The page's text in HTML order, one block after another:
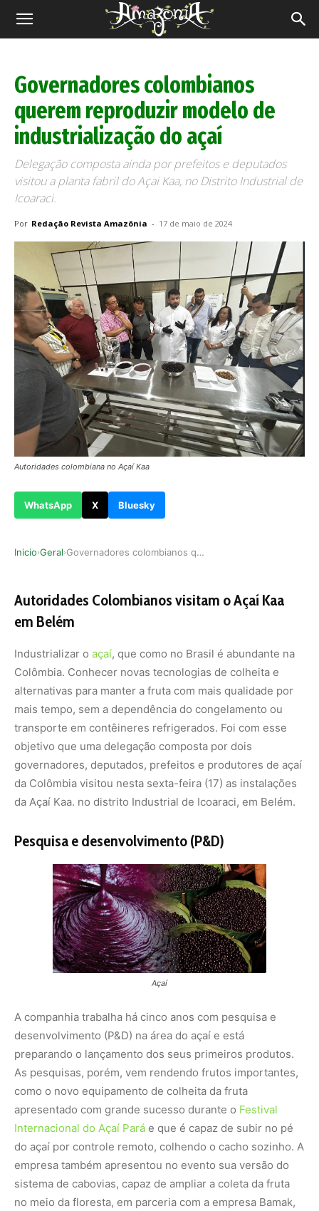
Revista
Governadores colombianos
querem reproduzir modelo de
industrialização do açaí
Delegação composta ainda por prefeitos e deputados
visitou a planta fabril do Açai Kaa, no Distrito Industrial de
Icoaraci.
Por Redação Revista Amazônia - 17 de maio de 2024
Autoridades colombiana no Açaí Kaa
WhatsApp X Bluesky
Inicio›Geral› Governadores colombianos querem reproduzir mode…
Autoridades Colombianos visitam o Açaí Kaa
em Belém
Industrializar o açaí, que como no Brasil é abundante na
Colômbia. Conhecer novas tecnologias de colheita e
alternativas para manter a fruta com mais qualidade por
mais tempo, sem a dependência do congelamento ou
transporte em contêineres refrigerados. Foi com esse
objetivo que uma delegação composta por dois
governadores, deputados, prefeitos e produtores de açaí
da Colômbia visitou nesta sexta-feira (17) as instalações
da Açaí Kaa. no distrito Industrial de Icoaraci, em Belém.
Pesquisa e desenvolvimento (P&D)
Açaí
A companhia trabalha há cinco anos com pesquisa e
desenvolvimento (P&D) na área do açaí e está
preparando o lançamento dos seus primeiros produtos.
As pesquisas, porém, vem rendendo frutos importantes,
como o novo equipamento de colheita da fruta
apresentado com grande sucesso durante o Festival
Internacional do Açaí Pará e que é capaz de subir no pé
do açaí por controle remoto, colhendo o cacho sozinho. A
empresa também apresentou no evento sua versão do
sistema de cabovias, capaz de ampliar a coleta da fruta
no meio da floresta, em parceria com a empresa Bamak,